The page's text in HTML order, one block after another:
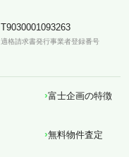
T9030001093263
適格請求書発行事業者登録番号
富士企画の特徴
無料物件査定